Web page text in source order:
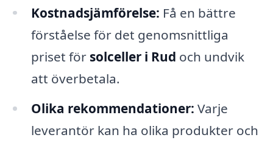
Kostnadsjämförelse: Få en bättre
förståelse för det genomsnittliga
priset för solceller i Rud och undvik
att överbetala.
Olika rekommendationer: Varje
leverantör kan ha olika produkter och